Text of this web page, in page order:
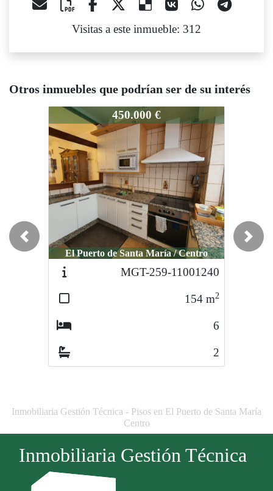
Visitas a este inmueble: 312
Otros inmuebles que podrían ser de su interés
1400-11071619
450.000 €
El Puerto de Santa María / Centro
MGT-259-11001240
MGT-
El
MGT-1400-11071619
600.000 €
El Puerto de Santa María / Centro
MGT-356-11001342
381m2
5
3
Previous Next
Inmobiliaria Gestión Técnica - Pisos en El Puerto de Santa María
Centro
Inmobiliaria Gestión Técnica